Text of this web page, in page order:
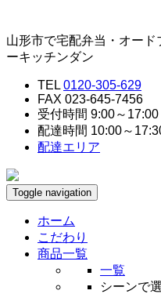
山形市で宅配弁当・オード
ーキッチンダン
TEL 0120-305-629
FAX 023-645-7456
受付時間 9:00～17:00
配達時間 10:00～
配達エリア
Toggle navigation
ホーム
こだわり
商品一覧
一覧
シーンで